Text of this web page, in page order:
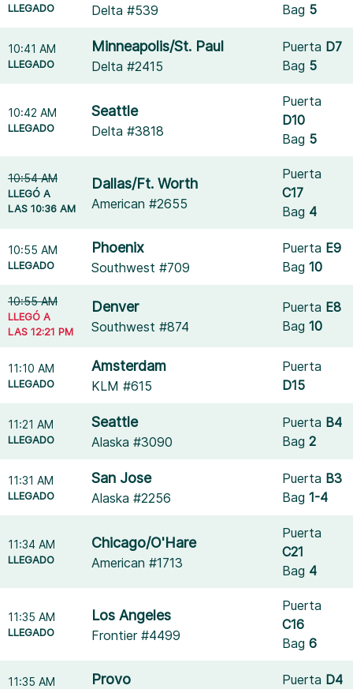
LLEGADO Delta #539
Bag 5
10:41 AM
LLEGADO
Minneapolis/St. Paul
Delta #2415
Puerta D7
Bag 5
10:42 AM
LLEGADO
Seattle
Delta #3818
Puerta
D10
Bag 5
10:54 AM
LLEGÓ A
LAS 10:36 AM
Dallas/Ft. Worth
American #2655
Puerta
C17
Bag 4
10:55 AM
LLEGADO
Phoenix
Southwest #709
Puerta E9
Bag10
10:55 AM
LLEGÓ A
LAS 12:21 PM
Denver
Southwest #874
Puerta E8
Bag10
11:10 AM
LLEGADO
Amsterdam
KLM #615
Puerta
D15
11:21 AM
LLEGADO
Seattle
Alaska #3090
Puerta B4
Bag2
11:31 AM
LLEGADO
San Jose
Alaska #2256
Puerta B3
Bag1-4
11:34 AM
LLEGADO
Chicago/O'Hare
American #1713
Puerta
C21
Bag 4
11:35 AM
LLEGADO
Los Angeles
Frontier #4499
Puerta
C16
Bag6
11:35 AM Provo Puerta D4